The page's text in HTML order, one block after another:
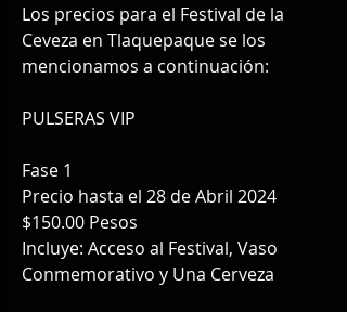
Los precios para el Festival de la
Ceveza en Tlaquepaque se los
mencionamos a continuación:
PULSERAS VIP
Fase 1
Precio hasta el 28 de Abril 2024
$150.00 Pesos
Incluye: Acceso al Festival, Vaso
Conmemorativo y Una Cerveza